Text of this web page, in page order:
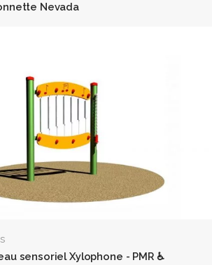
Nevada
sensoriel Xylophone - PMR ♿